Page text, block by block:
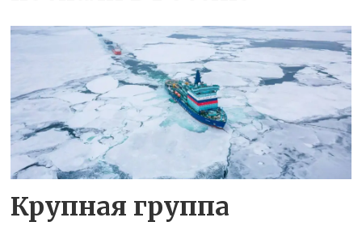
Крупная группа